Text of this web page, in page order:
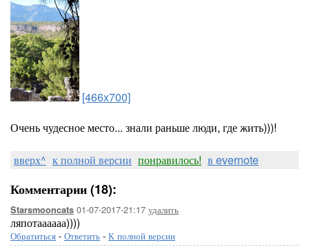
[466x700]
Очень чудесное место... знали раньше люди, где жить)))!
вверх^ к полной версии понравилось! в evernote
Комментарии (18):
Starsmooncats 01-07-2017-21:17 удалить
ляпотаааааа))))
Обратиться - Ответить - К полной версии